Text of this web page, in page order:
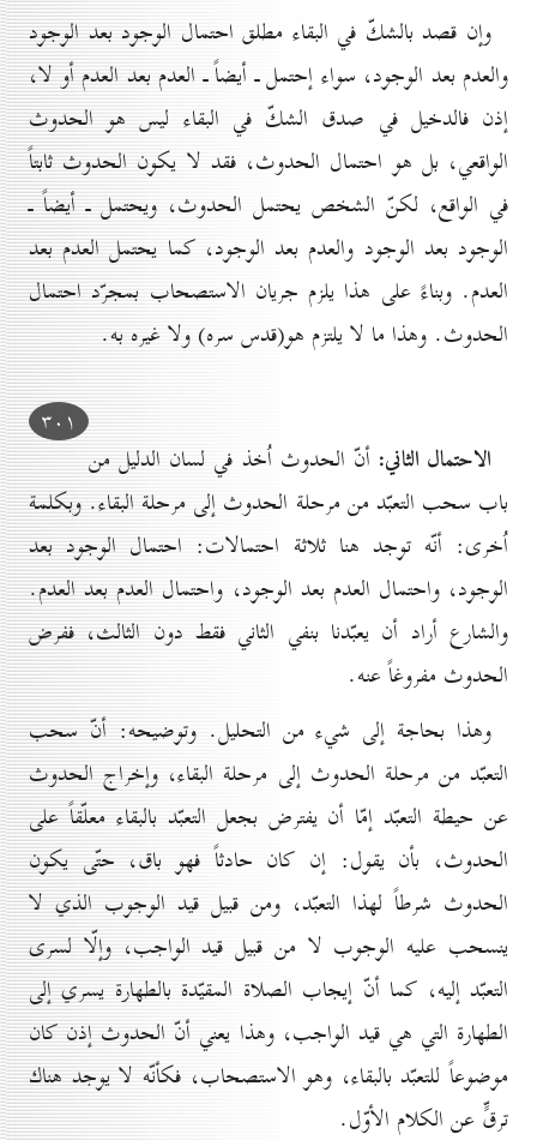
وإن قصد بالشكّ في البقاء مطلق احتمال الوجود بعد الوجود
والعدم بعد الوجود، سواء إحتمل ـ أيضاً ـ العدم بعد العدم أو لا،
إذن فالدخيل في صدق الشكّ في البقاء ليس هو الحدوث
الواقعي، بل هو احتمال الحدوث، فقد لا يكون الحدوث ثابتاً
في الواقع، لكنّ الشخص يحتمل الحدوث، ويحتمل ـ أيضاً ـ
الوجود بعد الوجود والعدم بعد الوجود، كما يحتمل العدم بعد
العدم. وبناءً على هذا يلزم جريان الاستصحاب بمجرّد احتمال
الحدوث. وهذا ما لا يلتزم هو(قدس سره) ولا غيره به.
۳٠۱
الاحتمال الثاني: أنّ الحدوث اُخذ في لسان الدليل من
باب سحب التعبّد من مرحلة الحدوث إلى مرحلة البقاء. وبكلمة
اُخرى: أنّه توجد هنا ثلاثة احتمالات: احتمال الوجود بعد
الوجود، واحتمال العدم بعد الوجود، واحتمال العدم بعد العدم.
والشارع أراد أن يعبّدنا بنفي الثاني فقط دون الثالث، ففرض
الحدوث مفروغاً عنه.
وهذا بحاجة إلى شيء من التحليل. وتوضيحه: أنّ سحب
التعبّد من مرحلة الحدوث إلى مرحلة البقاء، وإخراج الحدوث
عن حيطة التعبّد إمّا أن يفترض بجعل التعبّد بالبقاء معلّقاً على
الحدوث، بأن يقول: إن كان حادثاً فهو باق، حتّى يكون
الحدوث شرطاً لهذا التعبّد، ومن قبيل قيد الوجوب الذي لا
ينسحب عليه الوجوب لا من قبيل قيد الواجب، وإلّا لسرى
التعبّد إليه، كما أنّ إيجاب الصلاة المقيّدة بالطهارة يسري إلى
الطهارة التي هي قيد الواجب، وهذا يعني أنّ الحدوث إذن كان
موضوعاً للتعبّد بالبقاء، وهو الاستصحاب، فكأنّه لا يوجد هناك
ترقٍّ عن الكلام الأوّل.